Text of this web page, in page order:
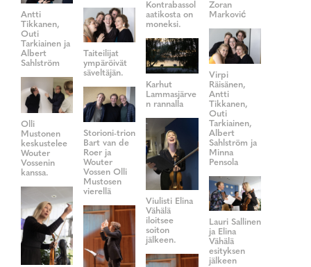
Kontrabassol
aatikosta on
moneksi.
Zoran
Marković
Antti
Tikkanen,
Outi
Tarkiainen ja
Albert
Sahlström
Taiteilijat
ympäröivät
säveltäjän.
Virpi
Räisänen,
Antti
Tikkanen,
Outi
Tarkiainen,
Albert
Sahlström ja
Minna
Pensola
Karhut
Lammasjärve
n rannalla
Olli
Mustonen
keskustelee
Wouter
Vossenin
kanssa.
Storioni-trion
Bart van de
Roer ja
Wouter
Vossen Olli
Mustosen
vierellä
Viulisti Elina
Vähälä
iloitsee
soiton
jälkeen.
Lauri Sallinen
ja Elina
Vähälä
esityksen
jälkeen